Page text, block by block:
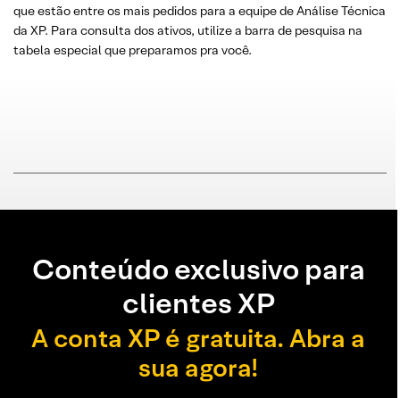
que estão entre os mais pedidos para a equipe de Análise Técnica
da XP. Para consulta dos ativos, utilize a barra de pesquisa na
tabela especial que preparamos pra você.
Conteúdo exclusivo para
clientes XP
A conta XP é gratuita. Abra a
sua agora!